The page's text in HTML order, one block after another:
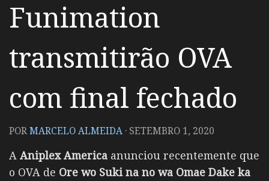
Funimation
transmitirão OVA
com final fechado
PORMARCELO ALMEIDA · SETEMBRO 1, 2020
A Aniplex America anunciou recentemente que
o OVA de Ore wo Suki na no wa Omae Dake ka